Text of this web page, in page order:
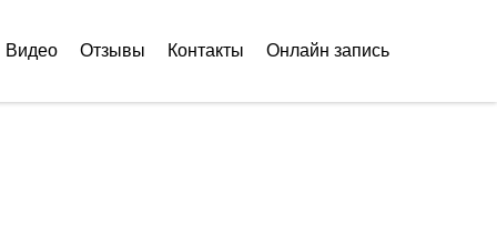
Видео Отзывы Контакты Онлайн запись